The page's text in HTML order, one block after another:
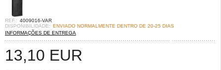
REF.: 4009016-VAR
DISPONIBILIDADE: ENVIADO NORMALMENTE DENTRO DE 20-25 DIAS
INFORMAÇÕES DE ENTREGA
13,10 EUR